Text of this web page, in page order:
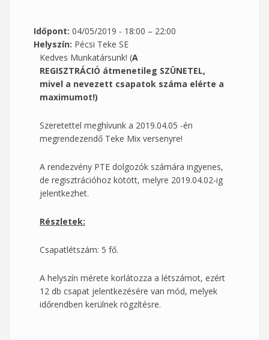
Időpont: 04/05/2019 - 18:00 – 22:00
Helyszín: Pécsi Teke SE
Kedves Munkatársunk! (A
REGISZTRÁCIÓ átmenetileg SZÜNETEL,
mivel a nevezett csapatok száma elérte a
maximumot!)
Szeretettel meghívunk a 2019.04.05 -én
megrendezendő Teke Mix versenyre!
A rendezvény PTE dolgozók számára ingyenes,
de regisztrációhoz kötött, melyre 2019.04.02-ig
jelentkezhet.
Részletek:
Csapatlétszám: 5 fő.
A helyszín mérete korlátozza a létszámot, ezért
12 db csapat jelentkezésére van mód, melyek
időrendben kerülnek rögzítésre.